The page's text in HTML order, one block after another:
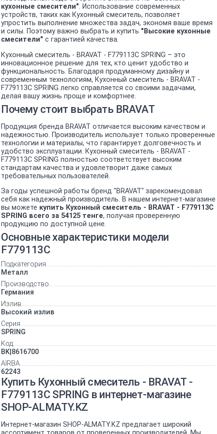
кухонные смесители". Использование современных
устройств, таких как Кухонный смеситель, позволяет
упростить выполнение множества задач, экономя ваше время
и силы. Поэтому важно выбрать и купить "Высокие кухонные
смесители" с гарантией качества.
Кухонный смеситель - BRAVAT - F779113C SPRING – это
инновационное решение для тех, кто ценит удобство и
функциональность. Благодаря продуманному дизайну и
современным технологиям, Кухонный смеситель - BRAVAT -
F779113C SPRING легко справляется со своими задачами,
делая вашу жизнь проще и комфортнее.
Почему стоит выбрать BRAVAT
Продукция бренда BRAVAT отличается высоким качеством и
надежностью. Производитель использует только проверенные
технологии и материалы, что гарантирует долговечность и
удобство эксплуатации. Кухонный смеситель - BRAVAT -
F779113C SPRING полностью соответствует высоким
стандартам качества и удовлетворит даже самых
требовательных пользователей.
За годы успешной работы бренд "BRAVAT" зарекомендовал
себя как надежный производитель. В нашем интернет-магазине
вы можете купить Кухонный смеситель - BRAVAT - F779113C
SPRING всего за 54125 тенге, получая проверенную
продукцию по доступной цене.
Основные характеристики модели
F779113C
Подкатегория
Металл
Производство
Германия
Излив
Высокий излив
Серия
SPRING
Код
BK|8616700
AIRBA
62243
Купить Кухонный смеситель - BRAVAT -
F779113C SPRING в интернет-магазине
SHOP-ALMATY.KZ
Интернет-магазин SHOP-ALMATY.KZ предлагает широкий